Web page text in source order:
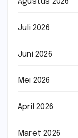
Juli 2026
Juni 2026
Mei 2026
April 2026
Maret 2026